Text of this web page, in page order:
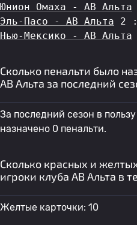
Юнион Омаха - АВ Альта
Эль-Пасо - АВ Альта 2
Нью-Мексико - АВ Альта
Сколько пенальти было
АВ Альта за последний
За последний сезон в
назначено 0 пенальти.
Сколько красных и
игроки клуба АВ Альта в
Желтые карточки: 10